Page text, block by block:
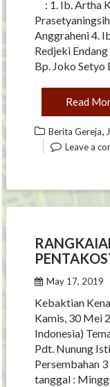
: 1. Ib. Artha
Anggraheni 4.
Redjeki
Bp. Joko Setyo
Read
Berita Gereja,
Leave a
May 17, 2019
Kebaktian
Kamis, 30 Mei
Indonesia)
Pdt. Nunung
Persembahan
tanggal :